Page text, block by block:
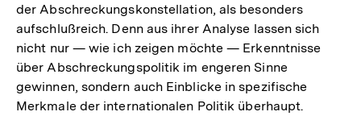
der Abschreckungskonstellation, als besonders
aufschlußreich. Denn aus ihrer Analyse lassen sich
nicht nur — wie ich zeigen möchte — Erkenntnisse
über Abschreckungspolitik im engeren Sinne
gewinnen, sondern auch Einblicke in spezifische
Merkmale der internationalen Politik überhaupt.